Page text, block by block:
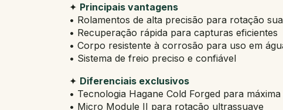
✦ Principais vantagens
• Rolamentos de alta precisão para rotação
• Recuperação rápida para capturas eficientes
• Corpo resistente à corrosão para uso em
• Sistema de freio preciso e confiável
✦ Diferenciais exclusivos
• Tecnologia Hagane Cold Forged para
• Micro Module II para rotação ultrassuave